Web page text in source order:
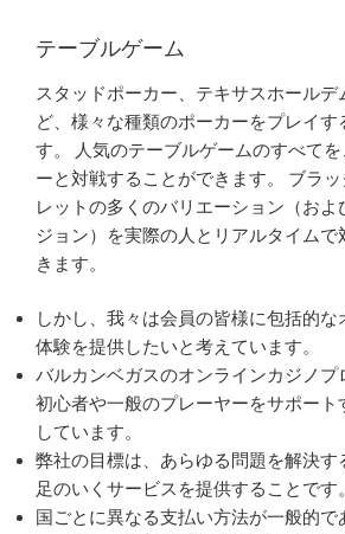
テーブルゲーム
スタッドポーカー、テキサスホールデ
ど、様々な種類のポーカーをプレイす
す。 人気のテーブルゲームのすべて
ーと対戦することができます。 ブラ
レットの多くのバリエーション（およ
ジョン）を実際の人とリアルタイムで
きます。
しかし、我々は会員の皆様に包括的な
体験を提供したいと考えています。
バルカンベガスのオンラインカジノプ
初心者や一般のプレーヤーをサポート
しています。
弊社の目標は、あらゆる問題を解決す
足のいくサービスを提供することです。
国ごとに異なる支払い方法が一般的で